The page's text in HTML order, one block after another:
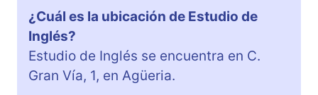
¿Cuál es la ubicación de Estudio de
Inglés?
Estudio de Inglés se encuentra en C.
Gran Vía, 1, en Agüeria.